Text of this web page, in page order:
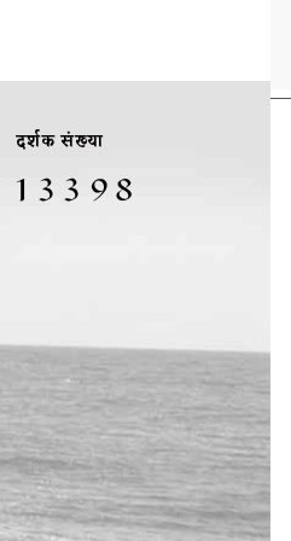
दर्शक संख्या